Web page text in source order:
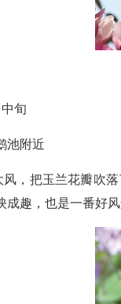
旬
池附近
风，把玉兰花瓣吹
成趣，也是一番好风